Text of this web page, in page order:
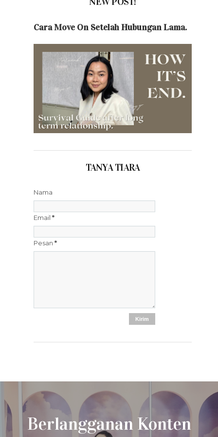
Cara Move On Setelah Hubungan Lama.
TANYA TIARA
Nama
Email *
Pesan *
Berlangganan Konten